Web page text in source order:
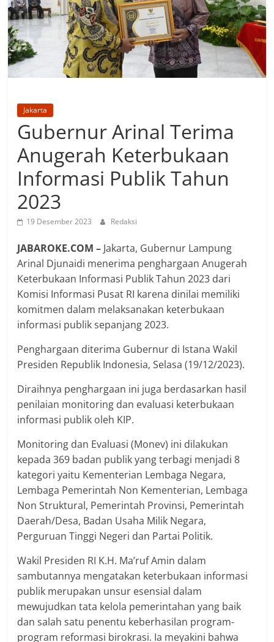
Jakarta
Gubernur Arinal Terima
Anugerah Keterbukaan
Informasi Publik Tahun
2023
19 Desember 2023 Redaksi
JABAROKE.COM – Jakarta, Gubernur Lampung
Arinal Djunaidi menerima penghargaan Anugerah
Keterbukaan Informasi Publik Tahun 2023 dari
Komisi Informasi Pusat RI karena dinilai memiliki
komitmen dalam melaksanakan keterbukaan
informasi publik sepanjang 2023.
Penghargaan diterima Gubernur di Istana Wakil
Presiden Republik Indonesia, Selasa (19/12/2023).
Diraihnya penghargaan ini juga berdasarkan hasil
penilaian monitoring dan evaluasi keterbukaan
informasi publik oleh KIP.
Monitoring dan Evaluasi (Monev) ini dilakukan
kepada 369 badan publik yang terbagi menjadi 8
kategori yaitu Kementerian Lembaga Negara,
Lembaga Pemerintah Non Kementerian, Lembaga
Non Struktural, Pemerintah Provinsi, Pemerintah
Daerah/Desa, Badan Usaha Milik Negara,
Perguruan Tinggi Negeri dan Partai Politik.
Wakil Presiden RI K.H. Ma’ruf Amin dalam
sambutannya mengatakan keterbukaan informasi
publik merupakan unsur esensial dalam
mewujudkan tata kelola pemerintahan yang baik
dan salah satu penentu keberhasilan program-
program reformasi birokrasi. Ia meyakini bahwa